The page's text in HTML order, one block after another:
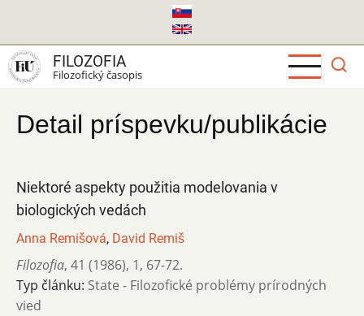
hlavný
obsah
FILOZOFIA
Filozofický časopis
Detail príspevku/publikácie
Niektoré aspekty použitia modelovania v
biologických vedách
Anna Remišová, David Remiš
Filozofia, 41 (1986), 1, 67-72.
Typ článku: State - Filozofické problémy prírodných
vied